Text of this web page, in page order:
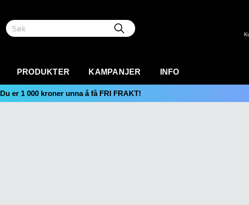
PRODUKTER KAMPANJER INFO
Du er 1 000 kroner unna å få FRI FRAKT!